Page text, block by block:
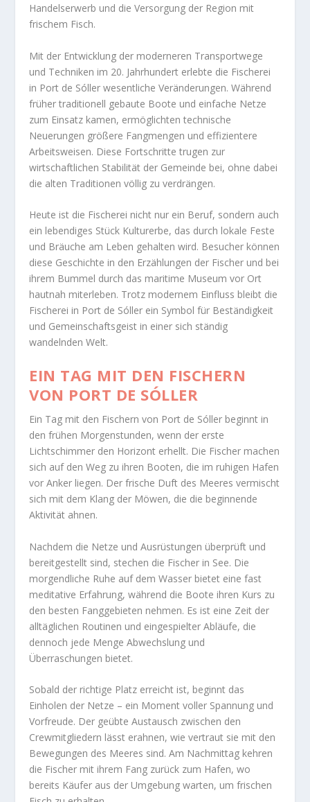
Handelserwerb und die Versorgung der Region mit
frischem Fisch.
Mit der Entwicklung der moderneren Transportwege
und Techniken im 20. Jahrhundert erlebte die Fischerei
in Port de Sóller wesentliche Veränderungen. Während
früher traditionell gebaute Boote und einfache Netze
zum Einsatz kamen, ermöglichten technische
Neuerungen größere Fangmengen und effizientere
Arbeitsweisen. Diese Fortschritte trugen zur
wirtschaftlichen Stabilität der Gemeinde bei, ohne dabei
die alten Traditionen völlig zu verdrängen.
Heute ist die Fischerei nicht nur ein Beruf, sondern auch
ein lebendiges Stück Kulturerbe, das durch lokale Feste
und Bräuche am Leben gehalten wird. Besucher können
diese Geschichte in den Erzählungen der Fischer und bei
ihrem Bummel durch das maritime Museum vor Ort
hautnah miterleben. Trotz modernem Einfluss bleibt die
Fischerei in Port de Sóller ein Symbol für Beständigkeit
und Gemeinschaftsgeist in einer sich ständig
wandelnden Welt.
EIN TAG MIT DEN FISCHERN
VON PORT DE SÓLLER
Ein Tag mit den Fischern von Port de Sóller beginnt in
den frühen Morgenstunden, wenn der erste
Lichtschimmer den Horizont erhellt. Die Fischer machen
sich auf den Weg zu ihren Booten, die im ruhigen Hafen
vor Anker liegen. Der frische Duft des Meeres vermischt
sich mit dem Klang der Möwen, die die beginnende
Aktivität ahnen.
Nachdem die Netze und Ausrüstungen überprüft und
bereitgestellt sind, stechen die Fischer in See. Die
morgendliche Ruhe auf dem Wasser bietet eine fast
meditative Erfahrung, während die Boote ihren Kurs zu
den besten Fanggebieten nehmen. Es ist eine Zeit der
alltäglichen Routinen und eingespielter Abläufe, die
dennoch jede Menge Abwechslung und
Überraschungen bietet.
Sobald der richtige Platz erreicht ist, beginnt das
Einholen der Netze – ein Moment voller Spannung und
Vorfreude. Der geübte Austausch zwischen den
Crewmitgliedern lässt erahnen, wie vertraut sie mit den
Bewegungen des Meeres sind. Am Nachmittag kehren
die Fischer mit ihrem Fang zurück zum Hafen, wo
bereits Käufer aus der Umgebung warten, um frischen